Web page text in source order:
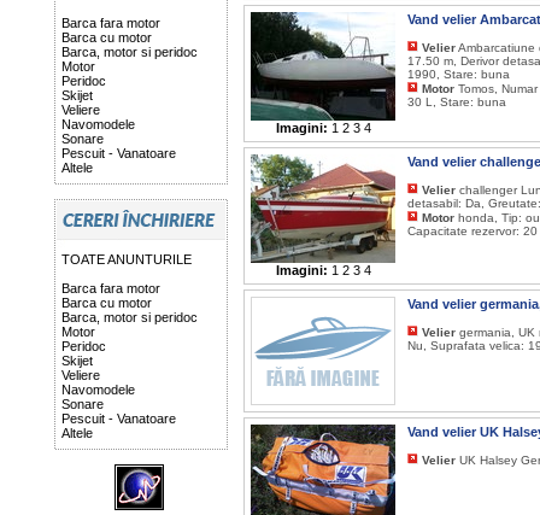
Barca fara motor
Barca cu motor
Barca, motor si peridoc
Motor
Peridoc
Skijet
Veliere
Navomodele
Sonare
Pescuit - Vanatoare
Altele
TOATE ANUNTURILE
Barca fara motor
Barca cu motor
Barca, motor si peridoc
Motor
Peridoc
Skijet
Veliere
Navomodele
Sonare
Pescuit - Vanatoare
Altele
Imagini: 1 2 3 4
Vand velier
VelierAmbarcatiune
17.50 m, Derivor
1990, Stare: buna
Motor Tomos,
30 L, Stare: buna
Imagini: 1 2 3 4
Vand velier
Velier challenger
detasabil: Da,
Motor honda, Tip:
Capacitate rezervor:
Vand velier
Velier germania, UK
Nu, Suprafata velica:
Vand velier UK
Velier UK Halsey